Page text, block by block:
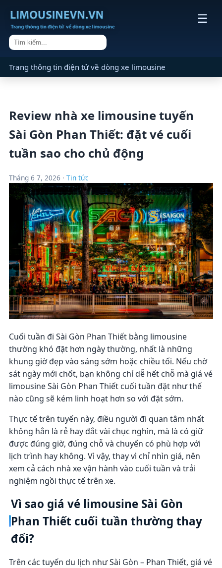
☰
Trang thông tin điện tử về dòng xe limousine
Review nhà xe limousine tuyến
Sài Gòn Phan Thiết: đặt vé cuối
tuần sao cho chủ động
Tháng 6 7, 2026 · Tin tức
Cuối tuần đi Sài Gòn Phan Thiết bằng limousine
thường khó đặt hơn ngày thường, nhất là những
khung giờ đẹp vào sáng sớm hoặc chiều tối. Nếu chờ
sát ngày mới chốt, bạn không chỉ dễ hết chỗ mà giá vé
limousine Sài Gòn Phan Thiết cuối tuần đặt như thế
nào cũng sẽ kém linh hoạt hơn so với đặt sớm.
Thực tế trên tuyến này, điều người đi quan tâm nhất
không hẳn là rẻ hay đắt vài chục nghìn, mà là có giữ
được đúng giờ, đúng chỗ và chuyến có phù hợp với
lịch trình hay không. Vì vậy, thay vì chỉ nhìn giá, nên
xem cả cách nhà xe vận hành vào cuối tuần và trải
nghiệm ngồi thực tế trên xe.
Vì sao giá vé limousine Sài Gòn
Phan Thiết cuối tuần thường thay
đổi?
Trên các tuyến du lịch như Sài Gòn – Phan Thiết, giá vé